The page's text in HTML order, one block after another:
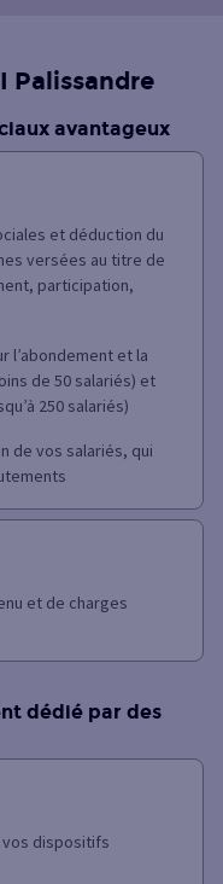
Palissandre
avantageux
et déduction du
versées au titre de
participation,
l’abondement et la
de 50 salariés) et
250 salariés)
de vos salariés, qui
et de charges
dédié par des
vos dispositifs